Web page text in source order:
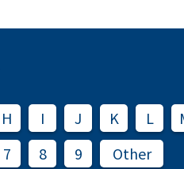
H I J K L
7 8 9 Other